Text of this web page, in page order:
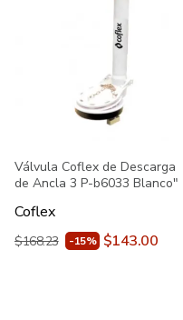
Válvula Coflex de Descarga
de Ancla 3 P-b6033 Blanco"
Coflex
$168.23 -15% $143.00